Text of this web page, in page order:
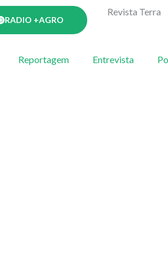
RADIO +AGRO
Revista Terra
Reportagem Entrevista